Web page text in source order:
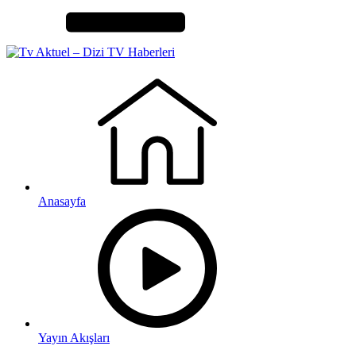
Anasayfa
Yayın Akışları